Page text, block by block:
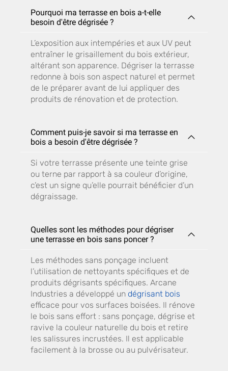
Pourquoi ma terrasse en bois a-t-elle
besoin d'être dégrisée ?
L’exposition aux intempéries et aux UV peut
entraîner le grisaillement du bois extérieur,
altérant son apparence. Dégriser la terrasse
redonne à bois son aspect naturel et permet
de le préparer avant de lui appliquer des
produits de rénovation et de protection.
Comment puis-je savoir si ma terrasse en
bois a besoin d'être dégrisée ?
Si votre terrasse présente une teinte grise
ou terne par rapport à sa couleur d’origine,
c’est un signe qu’elle pourrait bénéficier d’un
dégraissage.
Quelles sont les méthodes pour dégriser
une terrasse en bois sans poncer ?
Les méthodes sans ponçage incluent
l’utilisation de nettoyants spécifiques et de
produits dégrisants spécifiques. Arcane
Industries a développé un dégrisant bois
efficace pour vos surfaces boisées. Il rénove
le bois sans effort : sans ponçage, dégrise et
ravive la couleur naturelle du bois et retire
les salissures incrustées. Il est applicable
facilement à la brosse ou au pulvérisateur.